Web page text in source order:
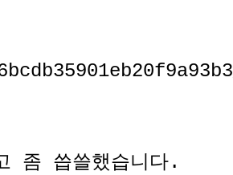
좀 씁쓸했습니다.